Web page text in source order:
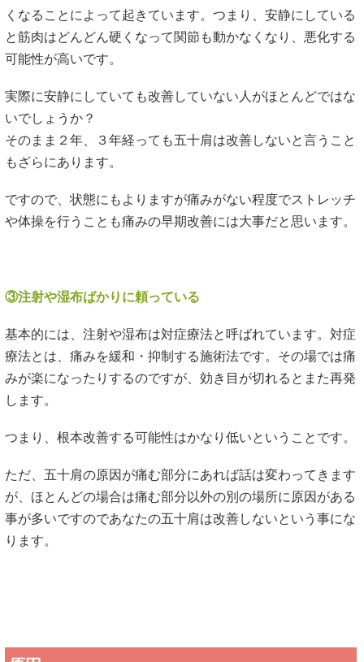
くなることによって起きています。つまり、安静にしている
と筋肉はどんどん硬くなって関節も動かなくなり、悪化する
可能性が高いです。
実際に安静にしていても改善していない人がほとんどではな
いでしょうか？
そのまま２年、３年経っても五十肩は改善しないと言うこと
もざらにあります。
ですので、状態にもよりますが痛みがない程度でストレッチ
や体操を行うことも痛みの早期改善には大事だと思います。
③注射や湿布ばかりに頼っている
基本的には、注射や湿布は対症療法と呼ばれています。対症
療法とは、痛みを緩和・抑制する施術法です。その場では痛
みが楽になったりするのですが、効き目が切れるとまた再発
します。
つまり、根本改善する可能性はかなり低いということです。
ただ、五十肩の原因が痛む部分にあれば話は変わってきます
が、ほとんどの場合は痛む部分以外の別の場所に原因がある
事が多いですのであなたの五十肩は改善しないという事にな
ります。